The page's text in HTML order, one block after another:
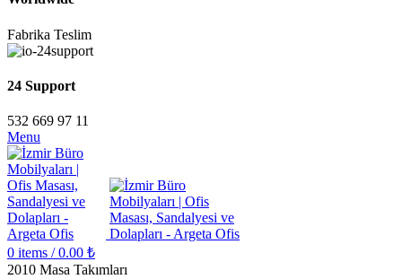
Fabrika Teslim
24 Support
532 669 97 11
Menu
0 items / 0.00 ₺
2010 Masa Takımları